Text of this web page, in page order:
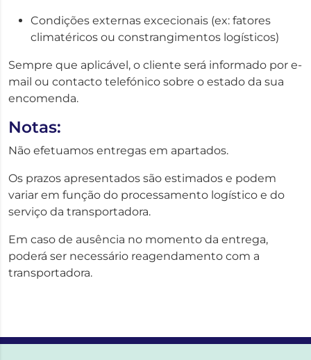
Condições externas excecionais (ex: fatores
climatéricos ou constrangimentos logísticos)
Sempre que aplicável, o cliente será informado por e-
mail ou contacto telefónico sobre o estado da sua
encomenda.
Notas:
Não efetuamos entregas em apartados.
Os prazos apresentados são estimados e podem
variar em função do processamento logístico e do
serviço da transportadora.
Em caso de ausência no momento da entrega,
poderá ser necessário reagendamento com a
transportadora.